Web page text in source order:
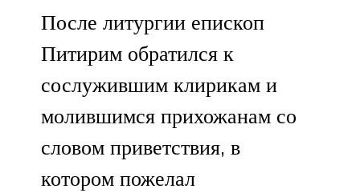
После литургии епископ
Питирим обратился к
сослужившим клирикам и
молившимся прихожанам со
словом приветствия, в
котором пожелал